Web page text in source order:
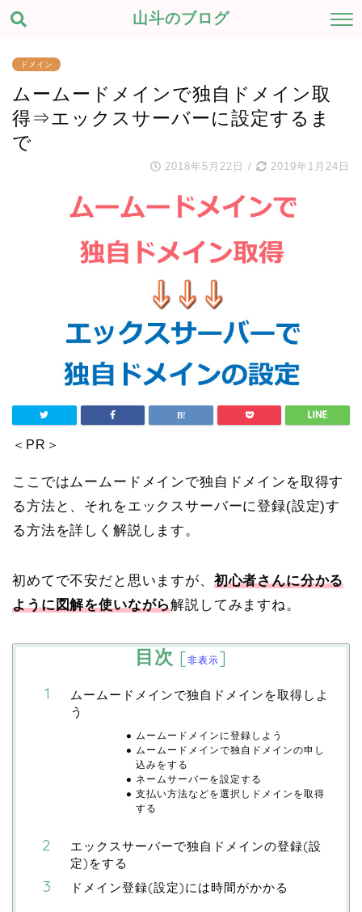
山斗のブログ
ドメイン
ムームードメインで独自ドメイン取
得⇒エックスサーバーに設定するま
で
2018年5月22日 / 2019年1月24日
＜PR＞
ここではムームードメインで独自ドメインを取得す
る方法と、それをエックスサーバーに登録(設定)す
る方法を詳しく解説します。
初めてで不安だと思いますが、 初心者さんに分かる
ように図解を使いながら解説してみますね。
目次 [非表示]
ムームードメインで独自ドメインを取得しよ
う
ムームードメインに登録しよう
ムームードメインで独自ドメインの申し
込みをする
ネームサーバーを設定する
支払い方法などを選択しドメインを取得
する
エックスサーバーで独自ドメインの登録(設
定)をする
ドメイン登録(設定)には時間がかかる